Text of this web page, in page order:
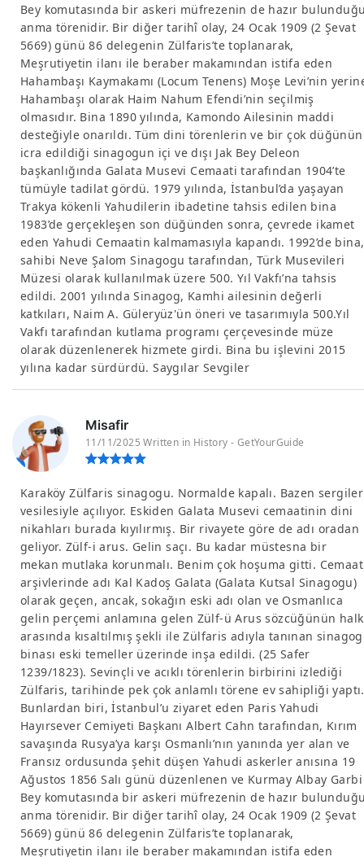
Bey komutasında bir askeri müfrezenin de hazır
anma törenidir. Bir diğer tarihî olay, 24 Ocak 1909 (2 Şevat
5669) günü 86 delegenin Zülfaris’te toplanarak,
Meşrutiyetin ilanı ile beraber makamından istifa eden
Hahambaşı Kaymakamı (Locum Tenens) Moşe Levi’nin
Hahambaşı olarak Haim Nahum Efendi’nin seçilmiş
olmasıdır. Bina 1890 yılında, Kamondo Ailesinin maddi
desteğiyle onarıldı. Tüm dini törenlerin ve bir çok düğünün
icra edildiği sinagogun içi ve dışı Jak Bey Deleon
başkanlığında Galata Musevi Cemaati tarafından 1904’te
tümüyle tadilat gördü. 1979 yılında, İstanbul’da yaşayan
Trakya kökenli Yahudilerin ibadetine tahsis edilen bina
1983’de gerçekleşen son düğünden sonra, çevrede ikamet
eden Yahudi Cemaatin kalmamasıyla kapandı. 1992’de bina,
sahibi Neve Şalom Sinagogu tarafından, Türk Musevileri
Müzesi olarak kullanılmak üzere 500. Yıl Vakfı’na tahsis
edildi. 2001 yılında Sinagog, Kamhi ailesinin değerli
katkıları, Naim A. Güleryüz'ün öneri ve tasarımıyla 500.Yıl
Vakfı tarafından kutlama programı çerçevesinde müze
olarak düzenlenerek hizmete girdi. Bina bu işlevini 2015
yılına kadar sürdürdü. Saygılar Sevgiler
Misafir
11/11/2025 Written in History - GetYourGuide
Karaköy Zülfaris sinagogu. Normalde kapalı. Bazen sergiler
vesilesiyle açılıyor. Eskiden Galata Musevi cemaatinin dini
nikahları burada kıyılırmış. Bir rivayete göre de adı oradan
geliyor. Zülf-i arus. Gelin saçı. Bu kadar müstesna bir
mekan mutlaka korunmalı. Benim çok hoşuma gitti. Cemaat
arşivlerinde adı Kal Kadoş Galata (Galata Kutsal Sinagogu)
olarak geçen, ancak, sokağın eski adı olan ve Osmanlıca
gelin perçemi anlamına gelen Zülf-ü Arus sözcüğünün halk
arasında kısaltılmış şekli ile Zülfaris adıyla tanınan sinagog
binası eski temeller üzerinde inşa edildi. (25 Safer
1239/1823). Sevinçli ve acıklı törenlerin birbirini izlediği
Zülfaris, tarihinde pek çok anlamlı törene ev sahipliği yaptı.
Bunlardan biri, İstanbul’u ziyaret eden Paris Yahudi
Hayırsever Cemiyeti Başkanı Albert Cahn tarafından, Kırım
savaşında Rusya’ya karşı Osmanlı’nın yanında yer alan ve
Fransız ordusunda şehit düşen Yahudi askerler anısına 19
Ağustos 1856 Salı günü düzenlenen ve Kurmay Albay Garbi
Bey komutasında bir askeri müfrezenin de hazır
anma törenidir. Bir diğer tarihî olay, 24 Ocak 1909 (2 Şevat
5669) günü 86 delegenin Zülfaris’te toplanarak,
Meşrutiyetin ilanı ile beraber makamından istifa eden